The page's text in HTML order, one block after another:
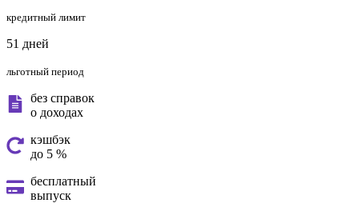
кредитный лимит
51 дней
льготный период
без справок
о доходах
кэшбэк
до 5 %
бесплатный
выпуск